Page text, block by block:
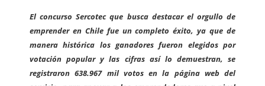
El concurso Sercotec que busca destacar el orgullo de
emprender en Chile fue un completo éxito, ya que de
manera histórica los ganadores fueron elegidos por
votación popular y las cifras así lo demuestran, se
registraron 638.967 mil votos en la página web del